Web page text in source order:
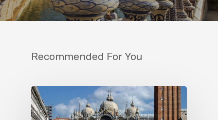
Recommended For You